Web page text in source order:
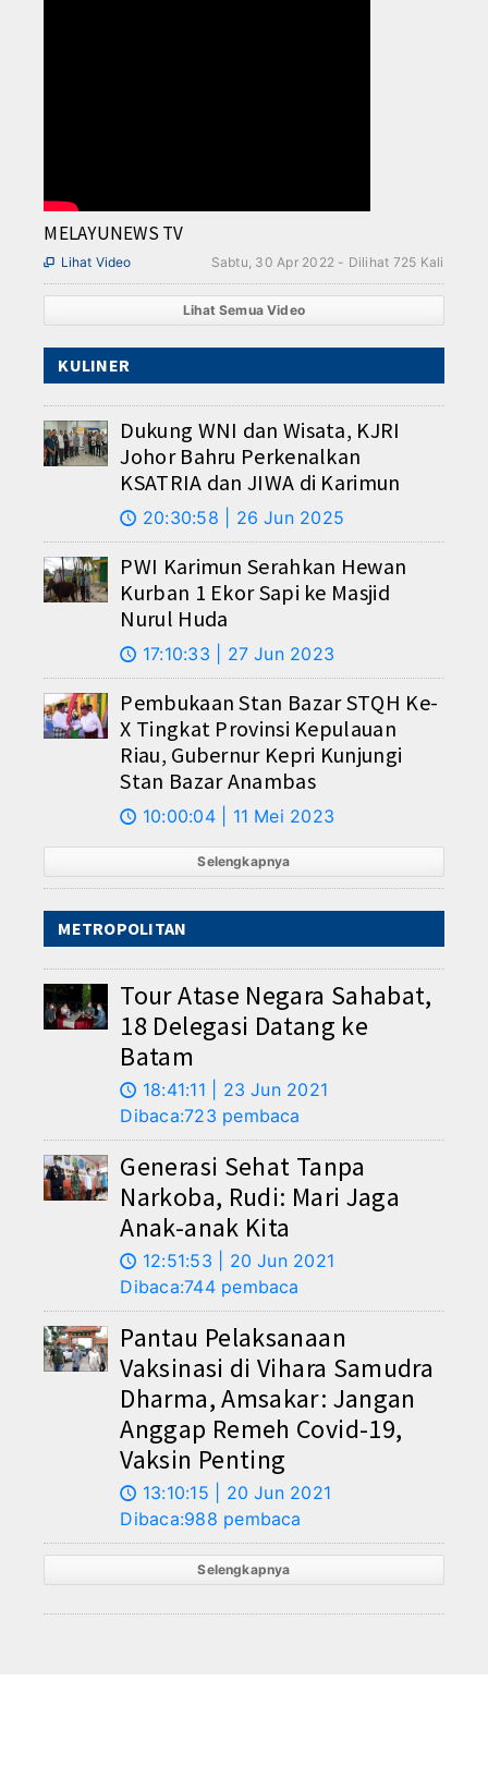
MELAYUNEWS TV
Sabtu, 30 Apr 2022 - Dilihat 725 Kali
 Lihat Video
Lihat Semua Video
KULINER
Dukung WNI dan Wisata, KJRI
Johor Bahru Perkenalkan
KSATRIA dan JIWA di Karimun
🕔 20:30:58 | 26 Jun 2025
PWI Karimun Serahkan Hewan
Kurban 1 Ekor Sapi ke Masjid
Nurul Huda
🕔 17:10:33 | 27 Jun 2023
Pembukaan Stan Bazar STQH Ke-
X Tingkat Provinsi Kepulauan
Riau, Gubernur Kepri Kunjungi
Stan Bazar Anambas
🕔 10:00:04 | 11 Mei 2023
Selengkapnya
METROPOLITAN
Tour Atase Negara Sahabat,
18 Delegasi Datang ke
Batam
🕔 18:41:11 | 23 Jun 2021
Dibaca:723 pembaca
Generasi Sehat Tanpa
Narkoba, Rudi: Mari Jaga
Anak-anak Kita
🕔 12:51:53 | 20 Jun 2021
Dibaca:744 pembaca
Pantau Pelaksanaan
Vaksinasi di Vihara Samudra
Dharma, Amsakar: Jangan
Anggap Remeh Covid-19,
Vaksin Penting
🕔 13:10:15 | 20 Jun 2021
Dibaca:988 pembaca
Selengkapnya